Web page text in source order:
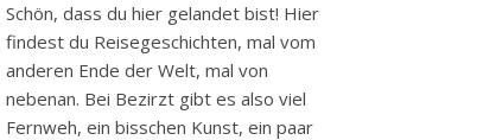
Schön, dass du hier gelandet bist! Hier
findest du Reisegeschichten, mal vom
anderen Ende der Welt, mal von
nebenan. Bei Bezirzt gibt es also viel
Fernweh, ein bisschen Kunst, ein paar